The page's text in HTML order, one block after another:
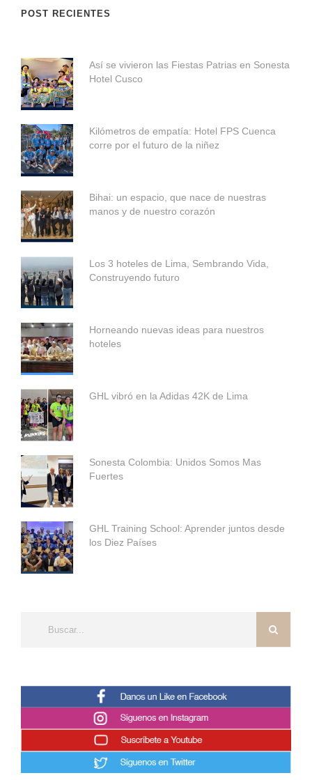
POST RECIENTES
Así se vivieron las Fiestas Patrias en Sonesta
Hotel Cusco
Kilómetros de empatía: Hotel FPS Cuenca
corre por el futuro de la niñez
Bihai: un espacio, que nace de nuestras
manos y de nuestro corazón
Los 3 hoteles de Lima, Sembrando Vida,
Construyendo futuro
Horneando nuevas ideas para nuestros
hoteles
GHL vibró en la Adidas 42K de Lima
Sonesta Colombia: Unidos Somos Mas
Fuertes
GHL Training School: Aprender juntos desde
los Diez Países